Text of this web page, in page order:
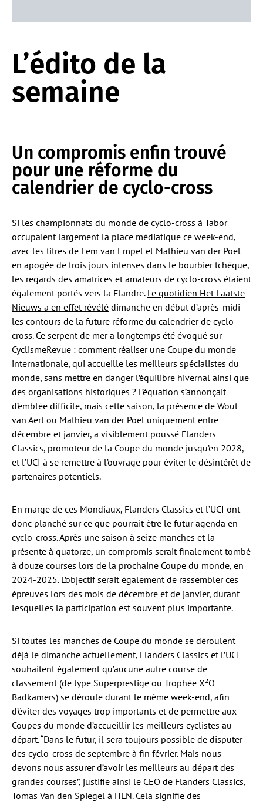
L’édito de la
semaine
Un compromis enfin trouvé
pour une réforme du
calendrier de cyclo-cross
Si les championnats du monde de cyclo-cross à Tabor
occupaient largement la place médiatique ce week-end,
avec les titres de Fem van Empel et Mathieu van der Poel
en apogée de trois jours intenses dans le bourbier tchèque,
les regards des amatrices et amateurs de cyclo-cross étaient
également portés vers la Flandre. Le quotidien Het Laatste
Nieuws a en effet révélé dimanche en début d’après-midi
les contours de la future réforme du calendrier de cyclo-
cross. Ce serpent de mer a longtemps été évoqué sur
CyclismeRevue : comment réaliser une Coupe du monde
internationale, qui accueille les meilleurs spécialistes du
monde, sans mettre en danger l’équilibre hivernal ainsi que
des organisations historiques ? L’équation s’annonçait
d’emblée difficile, mais cette saison, la présence de Wout
van Aert ou Mathieu van der Poel uniquement entre
décembre et janvier, a visiblement poussé Flanders
Classics, promoteur de la Coupe du monde jusqu’en 2028,
et l’UCI à se remettre à l’ouvrage pour éviter le désintérêt de
partenaires potentiels.
En marge de ces Mondiaux, Flanders Classics et l’UCI ont
donc planché sur ce que pourrait être le futur agenda en
cyclo-cross. Après une saison à seize manches et la
présente à quatorze, un compromis serait finalement tombé
à douze courses lors de la prochaine Coupe du monde, en
2024-2025. L’objectif serait également de rassembler ces
épreuves lors des mois de décembre et de janvier, durant
lesquelles la participation est souvent plus importante.
Si toutes les manches de Coupe du monde se déroulent
déjà le dimanche actuellement, Flanders Classics et l’UCI
souhaitent également qu’aucune autre course de
classement (de type Superprestige ou Trophée X²O
Badkamers) se déroule durant le même week-end, afin
d’éviter des voyages trop importants et de permettre aux
Coupes du monde d’accueillir les meilleurs cyclistes au
départ. “Dans le futur, il sera toujours possible de disputer
des cyclo-cross de septembre à fin février. Mais nous
devons nous assurer d’avoir les meilleurs au départ des
grandes courses”, justifie ainsi le CEO de Flanders Classics,
Tomas Van den Spiegel à HLN. Cela signifie des